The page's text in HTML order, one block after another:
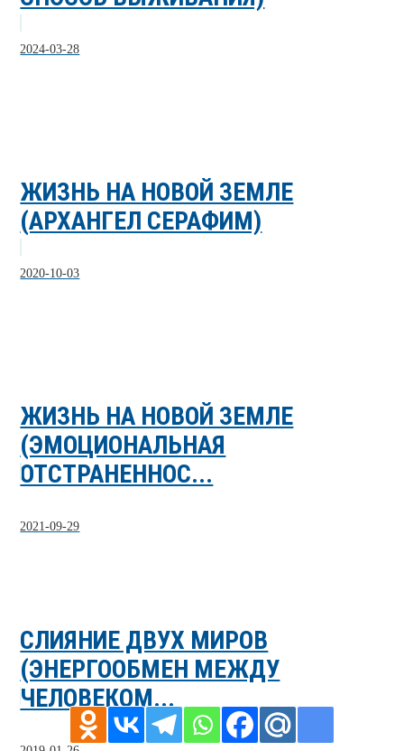
2024-03-28
ЖИЗНЬ НА НОВОЙ ЗЕМЛЕ
(АРХАНГЕЛ СЕРАФИМ)
2020-10-03
ЖИЗНЬ НА НОВОЙ ЗЕМЛЕ
(ЭМОЦИОНАЛЬНАЯ
ОТСТРАНЕННОС...
2021-09-29
СЛИЯНИЕ ДВУХ МИРОВ
(ЭНЕРГООБМЕН МЕЖДУ
ЧЕЛОВЕКОМ...